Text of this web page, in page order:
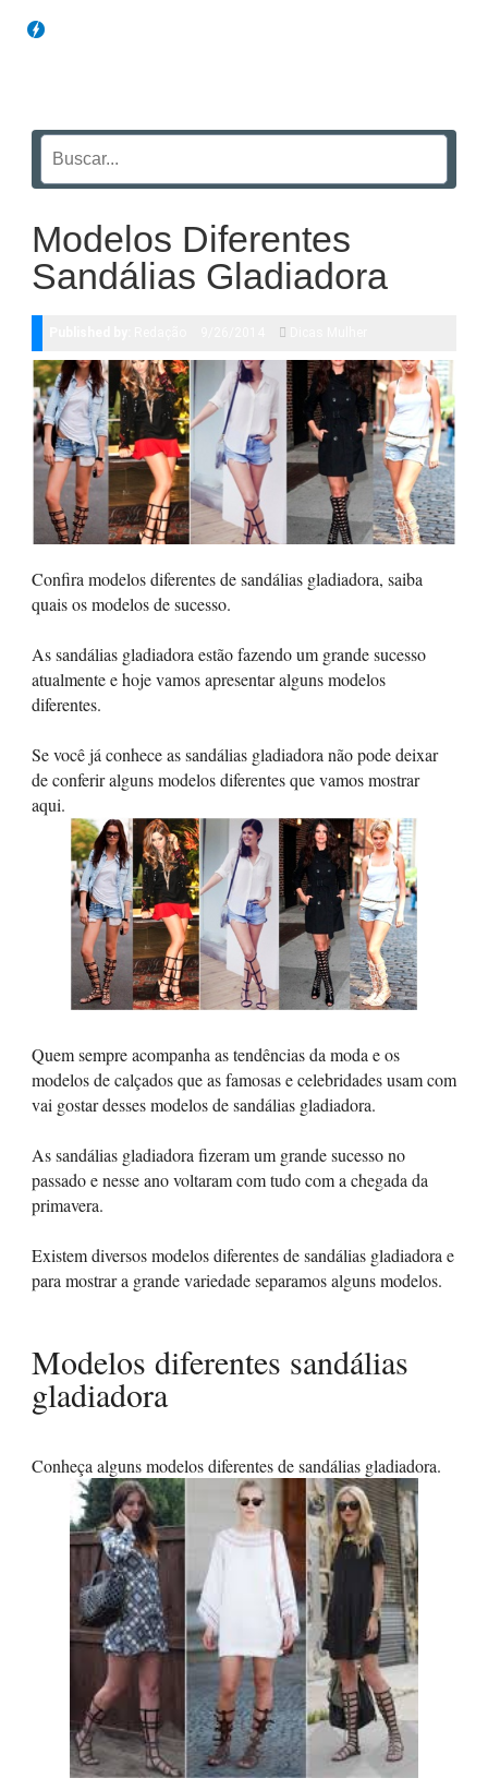
Modelos Diferentes
Sandálias Gladiadora
Confira modelos diferentes de sandálias gladiadora, saiba
quais os modelos de sucesso.
As sandálias gladiadora estão fazendo um grande sucesso
atualmente e hoje vamos apresentar alguns modelos
diferentes.
Se você já conhece as sandálias gladiadora não pode deixar
de conferir alguns modelos diferentes que vamos mostrar
aqui.
Quem sempre acompanha as tendências da moda e os
modelos de calçados que as famosas e celebridades usam com
vai gostar desses modelos de sandálias gladiadora.
As sandálias gladiadora fizeram um grande sucesso no
passado e nesse ano voltaram com tudo com a chegada da
primavera.
Existem diversos modelos diferentes de sandálias gladiadora e
para mostrar a grande variedade separamos alguns modelos.
Modelos diferentes sandálias
gladiadora
Conheça alguns modelos diferentes de sandálias gladiadora.